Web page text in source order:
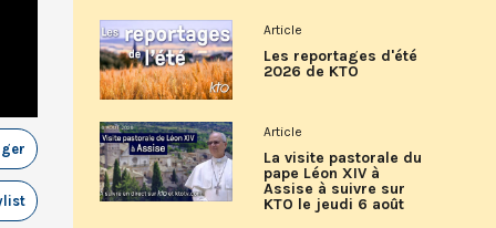
Article
Les reportages d'été
2026 de KTO
Article
La visite pastorale du
pape Léon XIV à
Assise à suivre sur
KTO le jeudi 6 août